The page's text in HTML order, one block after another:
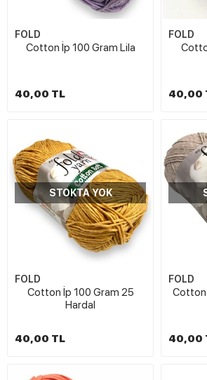
FOLD
Cotton İp 100 Gram Lila
40,00 TL
FOLD
40,00
STOKTA YOK
FOLD
Cotton İp 100 Gram 25
Hardal
40,00 TL
FOLD
Cotton
40,00